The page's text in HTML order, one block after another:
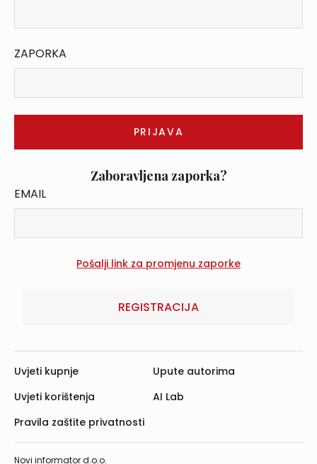
ZAPORKA
Zaboravljena zaporka?
EMAIL
REGISTRACIJA
Novi informator d.o.o.
Uvjeti kupnje
Uvjeti korištenja
Pravila zaštite privatnosti
Upute autorima
AI Lab